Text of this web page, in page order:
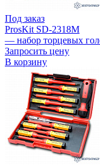
Под заказ
ProsKit SD-2318M
— набор торцевых
Запросить цену
В корзину